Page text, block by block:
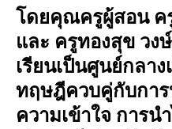
โดยคุณครูผู้สอน ค
และ ครูทองสุข วง
เรียนเป็นศูนย์กลา
ทฤษฎีควบคู่กับการ
ความเข้าใจ การน